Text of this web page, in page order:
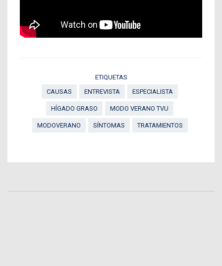
ETIQUETAS
CAUSAS
ENTREVISTA ESPECIALISTA
HÍGADO GRASO MODO VERANO TVU
MODOVERANO SÍNTOMAS TRATAMIENTOS